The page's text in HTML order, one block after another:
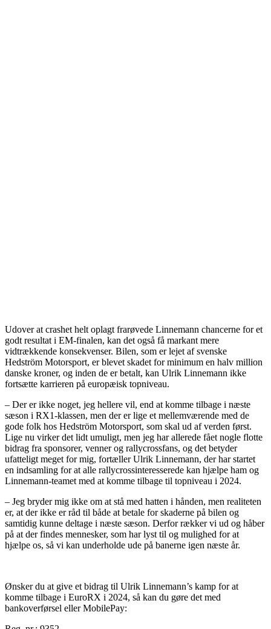
Udover at crashet helt oplagt frarøvede Linnemann chancerne for et
godt resultat i EM-finalen, kan det også få markant mere
vidtrækkende konsekvenser. Bilen, som er lejet af svenske
Hedström Motorsport, er blevet skadet for minimum en halv million
danske kroner, og inden de er betalt, kan Ulrik Linnemann ikke
fortsætte karrieren på europæisk topniveau.
– Der er ikke noget, jeg hellere vil, end at komme tilbage i næste
sæson i RX1-klassen, men der er lige et mellemværende med de
gode folk hos Hedström Motorsport, som skal ud af verden først.
Lige nu virker det lidt umuligt, men jeg har allerede fået nogle flotte
bidrag fra sponsorer, venner og rallycrossfans, og det betyder
ufatteligt meget for mig, fortæller Ulrik Linnemann, der har startet
en indsamling for at alle rallycrossinteresserede kan hjælpe ham og
Linnemann-teamet med at komme tilbage til topniveau i 2024.
– Jeg bryder mig ikke om at stå med hatten i hånden, men realiteten
er, at der ikke er råd til både at betale for skaderne på bilen og
samtidig kunne deltage i næste sæson. Derfor rækker vi ud og håber
på at der findes mennesker, som har lyst til og mulighed for at
hjælpe os, så vi kan underholde ude på banerne igen næste år.
Ønsker du at give et bidrag til Ulrik Linnemann’s kamp for at
komme tilbage i EuroRX i 2024, så kan du gøre det med
bankoverførsel eller MobilePay: